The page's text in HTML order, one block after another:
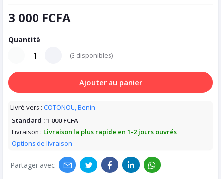
3 000 FCFA
Quantité
(3 disponibles)
Ajouter au panier
Livré vers : COTONOU, Benin
Standard :1 000 FCFA
Livraison : Livraison la plus rapide en 1-2 jours ouvrés
Options de livraison
Partager avec